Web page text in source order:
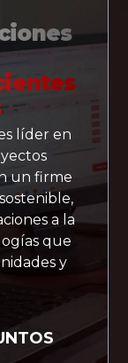
líder en
un firme
a la
que
y